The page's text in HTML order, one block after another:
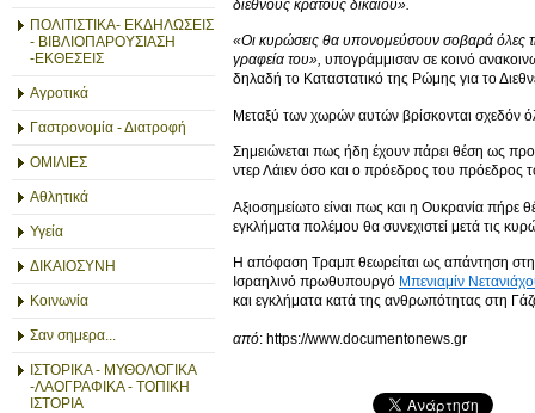
ΠΟΛΙΤΙΣΤΙΚΑ- ΕΚΔΗΛΩΣΕΙΣ
- ΒΙΒΛΙΟΠΑΡΟΥΣΙΑΣΗ
-ΕΚΘΕΣΕΙΣ
Αγροτικά
Γαστρονομία - Διατροφή
ΟΜΙΛΙΕΣ
Αθλητικά
Υγεία
ΔΙΚΑΙΟΣΥΝΗ
Κοινωνία
Σαν σημερα...
ΙΣΤΟΡΙΚΑ - ΜΥΘΟΛΟΓΙΚΑ
-ΛΑΟΓΡΑΦΙΚΑ - ΤΟΠΙΚΗ
ΙΣΤΟΡΙΑ
διεθνούς κράτους δικαίου».
«Οι κυρώσεις θα υπονομεύσουν σοβαρά όλες
γραφεία του», υπογράμμισαν σε κοινό
δηλαδή το Καταστατικό της Ρώμης για το
Μεταξύ των χωρών αυτών βρίσκονται σχεδόν
Σημειώνεται πως ήδη έχουν πάρει θέση ως
ντερ Λάιεν όσο και ο πρόεδρος του
Αξιοσημείωτο είναι πως και η Ουκρανία πήρε
εγκλήματα πολέμου θα συνεχιστεί μετά τις
Η απόφαση Τραμπ θεωρείται ως απάντηση
Ισραηλινό πρωθυπουργό Μπενιαμίν
και εγκλήματα κατά της ανθρωπότητας στη
από: https://www.documentonews.gr